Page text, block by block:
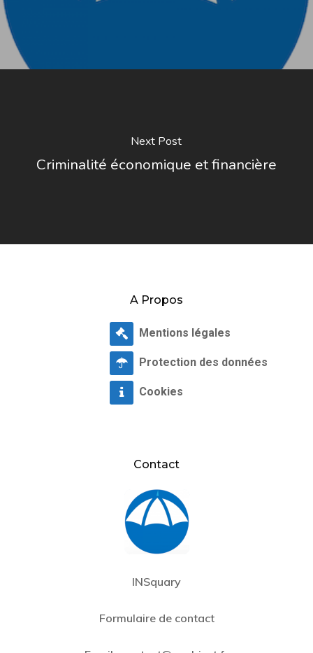
Next Post
Criminalité économique et financière
A Propos
Mentions légales
Protection des données
Cookies
Contact
INSquary
Formulaire de contact